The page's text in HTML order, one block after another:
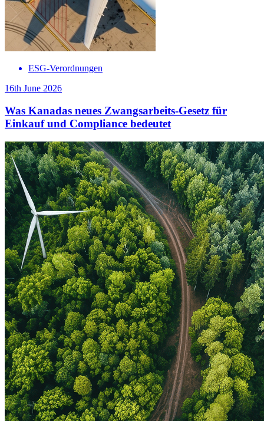
ESG-Verordnungen
16th June 2026
Was Kanadas neues Zwangsarbeits-Gesetz für
Einkauf und Compliance bedeutet